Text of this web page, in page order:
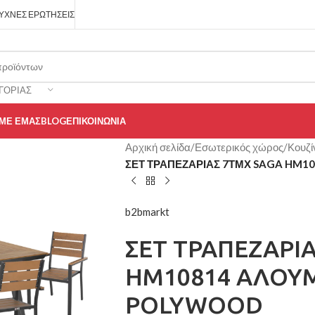
ΕΡΩΤΉΣΕΙΣ
ΕΜΆΣBLOGΕΠΙΚΟΙΝΩΝΊΑ
Αρχική σελίδα/Εσωτερικός χώρος/
ΣΕΤ ΤΡΑΠΕΖΑΡΙΑΣ 7ΤΜΧ SAGA
b2bmarkt
ΣΕΤ
HM10814
POLYWOOD